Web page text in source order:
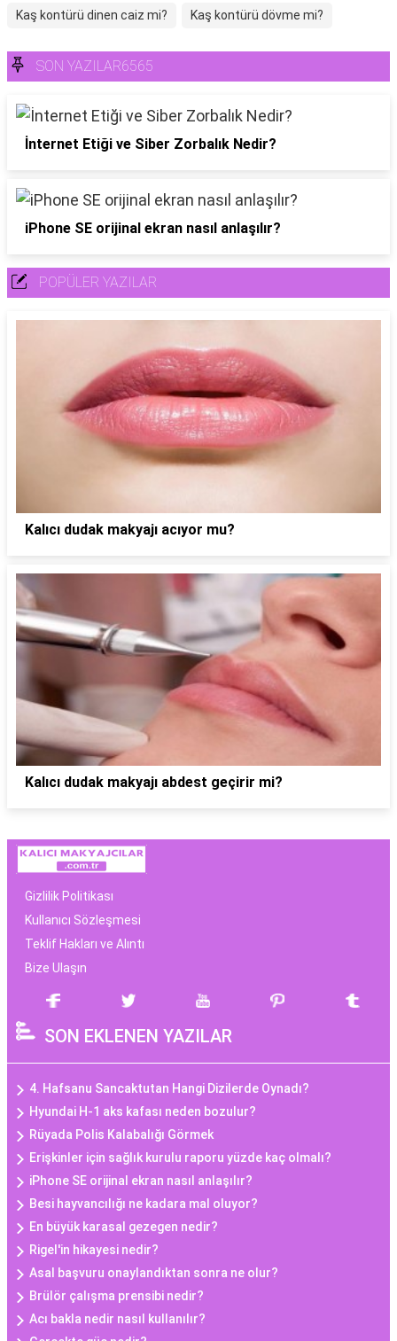
Kaş kontürü dinen caiz mi? Kaş kontürü dövme mi?
SON YAZILAR6565
İnternet Etiği ve Siber Zorbalık Nedir?
iPhone SE orijinal ekran nasıl anlaşılır?
POPÜLER YAZILAR
Kalıcı dudak makyajı acıyor mu?
Kalıcı dudak makyajı abdest geçirir mi?
Gizlilik Politikası
Kullanıcı Sözleşmesi
Teklif Hakları ve Alıntı
Bize Ulaşın
SON EKLENEN YAZILAR
4. Hafsanu Sancaktutan Hangi Dizilerde Oynadı?
Hyundai H-1 aks kafası neden bozulur?
Rüyada Polis Kalabalığı Görmek
Erişkinler için sağlık kurulu raporu yüzde kaç olmalı?
iPhone SE orijinal ekran nasıl anlaşılır?
Besi hayvancılığı ne kadara mal oluyor?
En büyük karasal gezegen nedir?
Rigel'in hikayesi nedir?
Asal başvuru onaylandıktan sonra ne olur?
Brülör çalışma prensibi nedir?
Acı bakla nedir nasıl kullanılır?